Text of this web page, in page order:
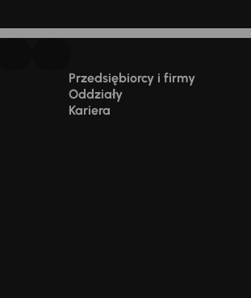
Przedsiębiorcy i firmy
Oddziały
Kariera